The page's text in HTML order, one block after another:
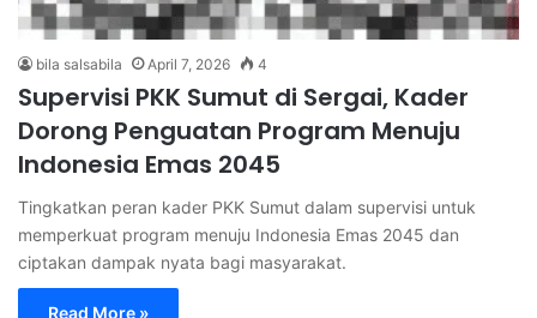
bila salsabila April 7, 2026 4
Supervisi PKK Sumut di Sergai, Kader
Dorong Penguatan Program Menuju
Indonesia Emas 2045
Tingkatkan peran kader PKK Sumut dalam supervisi untuk
memperkuat program menuju Indonesia Emas 2045 dan
ciptakan dampak nyata bagi masyarakat.
Read More »